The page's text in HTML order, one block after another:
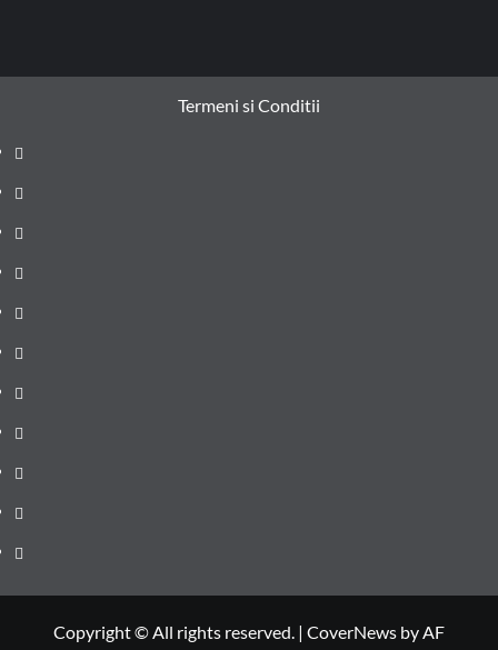
Termeni si Conditii
Prima
pagină
Știri
de
ultima
Administrație
locală
Actualitate
Justiție
Cultura
Sănătate
Litoral
Joburi
Politică
Comunicate
Copyright © All rights reserved. | CoverNews by AF